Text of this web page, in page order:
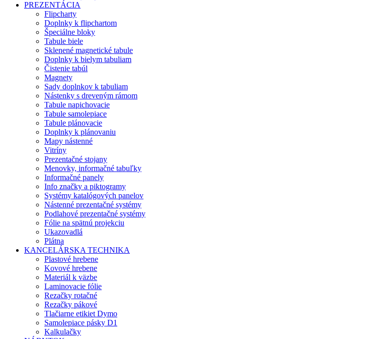
PREZENTÁCIA
Flipcharty
Doplnky k flipchartom
Špeciálne bloky
Tabule biele
Sklenené magnetické tabule
Doplnky k bielym tabuliam
Čistenie tabúl
Magnety
Sady doplnkov k tabuliam
Nástenky s dreveným rámom
Tabule napichovacie
Tabule samolepiace
Tabule plánovacie
Doplnky k plánovaniu
Mapy nástenné
Vitríny
Prezentačné stojany
Menovky, informačné tabuľky
Informačné panely
Info značky a piktogramy
Systémy katalógových panelov
Nástenné prezentačné systémy
Podlahové prezentačné systémy
Fólie na spätnú projekciu
Ukazovadlá
Plátna
KANCELÁRSKA TECHNIKA
Plastové hrebene
Kovové hrebene
Materiál k väzbe
Laminovacie fólie
Rezačky rotačné
Rezačky pákové
Tlačiarne etikiet Dymo
Samolepiace pásky D1
Kalkulačky